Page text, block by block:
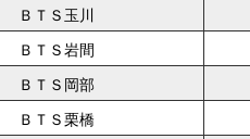
ＢＴＳ玉川
ＢＴＳ岩間
ＢＴＳ岡部
ＢＴＳ栗橋